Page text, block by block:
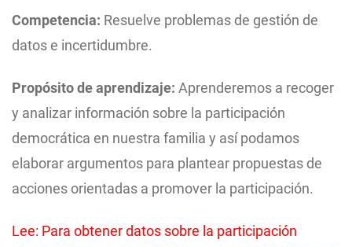
Competencia: Resuelve problemas de gestión de
datos e incertidumbre.
Propósito de aprendizaje: Aprenderemos a recoger
y analizar información sobre la participación
democrática en nuestra familia y así podamos
elaborar argumentos para plantear propuestas de
acciones orientadas a promover la participación.
Lee: Para obtener datos sobre la participación